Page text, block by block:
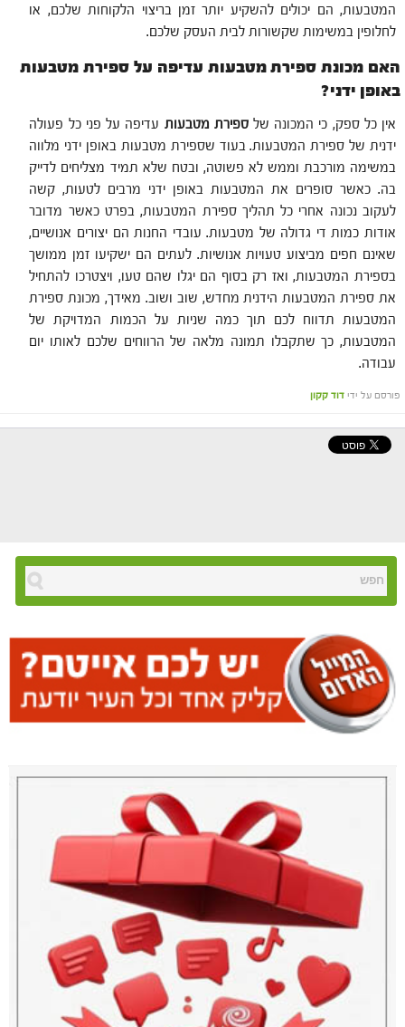
המטבעות, הם יכולים להשקיע יותר זמן בריצוי הלקוחות שלכם, או
לחלופין במשימות שקשורות לבית העסק שלכם.
האם מכונת ספירת מטבעות עדיפה על ספירת מטבעות
באופן ידני?
אין כל ספק, כי המכונה שלספירת מטבעות עדיפה על פני כל פעולה
ידנית של ספירת המטבעות. בעוד שספירת מטבעות באופן ידני מלווה
במשימה מורכבת וממש לא פשוטה, ובטח שלא תמיד מצליחים לדייק
בה. כאשר סופרים את המטבעות באופן ידני מרבים לטעות, קשה
לעקוב נכונה אחרי כל תהליך ספירת המטבעות, בפרט כאשר מדובר
אודות כמות די גדולה של מטבעות. עובדי החנות הם יצורים אנושיים,
שאינם חפים מביצוע טעויות אנושיות. לעתים הם ישקיעו זמן ממושך
בספירת המטבעות, ואז רק בסוף הם יגלו שהם טעו, ויצטרכו להתחיל
את ספירת המטבעות הידנית מחדש, שוב ושוב. מאידך, מכונת ספירת
המטבעות תדווח לכם תוך כמה שניות על הכמות המדויקת של
המטבעות, כך שתקבלו תמונה מלאה של הרווחים שלכם לאותו יום
עבודה.
פורסם על ידי דוד קקון